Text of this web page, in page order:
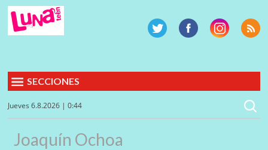
SECCIONES
Jueves 6.8.2026 | 0:44
Joaquín Ochoa